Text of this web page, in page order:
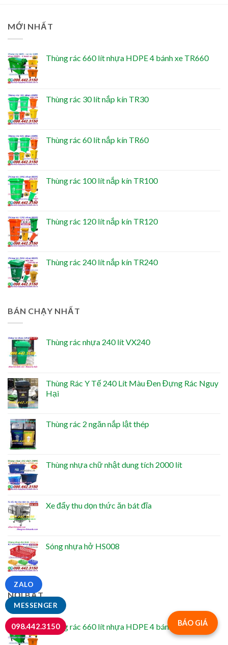
MỚI NHẤT
Thùng rác 660 lít nhựa HDPE 4 bánh xe TR660
Thùng rác 30 lít nắp kín TR30
Thùng rác 60 lít nắp kín TR60
Thùng rác 100 lít nắp kín TR100
Thùng rác 120 lít nắp kín TR120
Thùng rác 240 lít nắp kín TR240
BÁN CHẠY NHẤT
Thùng rác nhựa 240 lít VX240
Thùng Rác Y Tế 240 Lít Màu Đen Đựng Rác Nguy
Hại
Thùng rác 2 ngăn nắp lật thép
Thùng nhựa chữ nhật dung tích 2000 lít
Xe đẩy thu dọn thức ăn bát đĩa
Sóng nhựa hở HS008
NỔI BẬT
Thùng rác 660 lít nhựa HDPE 4 bánh xe TR660
BÁO GIÁ
MESSENGER
ZALO
098.442.3150